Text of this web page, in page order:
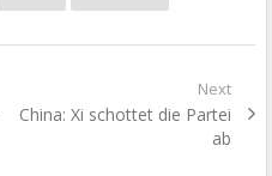
Next
Next
China: Xi schottet die Partei
ab